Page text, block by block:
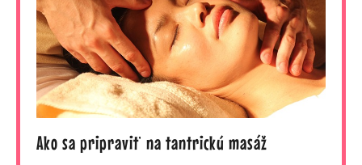
Ako sa pripraviť na tantrickú masáž